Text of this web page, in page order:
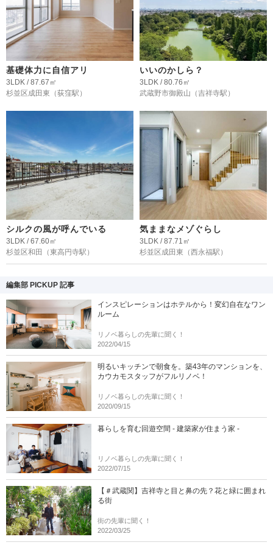
基礎体力に自信アリ
3LDK / 87.67㎡
杉並区成田東 （荻窪駅）
いいのかしら？
3LDK / 80.76㎡
武蔵野市御殿山 （吉祥寺駅）
シルクの風が呼んでいる
3LDK / 67.60㎡
杉並区和田
（東高円寺駅）
気ままなメゾぐらし
3LDK / 87.71㎡
杉並区成田東 （西永福駅）
編集部 PICKUP 記事
インスピレーションはホテルから！変幻自在なワン
ルーム
リノベ暮らしの先輩に聞く！
2022/04/15
明るいキッチンで朝食を。築43年のマンションを、
カウカモスタッフがフルリノベ！
リノベ暮らしの先輩に聞く！
2020/09/15
暮らしを育む回遊空間 - 建築家が住まう家 -
リノベ暮らしの先輩に聞く！
2022/07/15
【＃武蔵関】吉祥寺と目と鼻の先？花と緑に囲まれ
る街
街の先輩に聞く！
2022/03/25